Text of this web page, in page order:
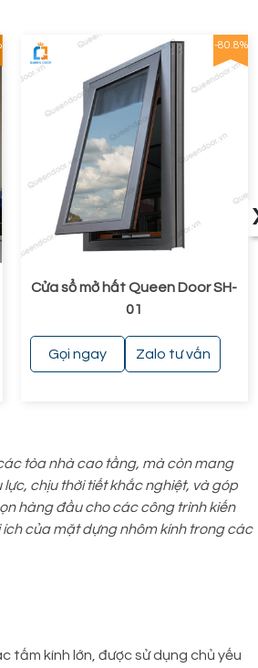
-80.8%
Cửa sổ mở hất Queen Door SH-
01
Gọi ngay Zalo tư vấn
tòa nhà cao tầng, mà còn mang
chịu thời tiết khắc nghiệt, và góp
hàng đầu cho các công trình kiến
ích của mặt dựng nhôm kính trong các
tấm kính lớn, được sử dụng chủ yếu